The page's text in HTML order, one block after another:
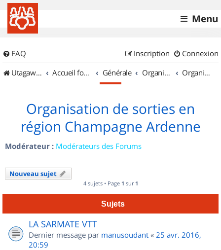
Menu
FAQ Connexion
Inscription
UtagawaVTT (Randos VTT et VTTAE avec traces GPS)
Accueil forum Générale Organisation de sorties & Recherche de partenaires Organisation de sorties en région Champagne Ardenne
Organisation de sorties en
région Champagne Ardenne
Modérateur : Modérateurs des Forums
Nouveau sujet
4 sujets • Page 1 sur 1
Sujets
LA SARMATE VTT
Dernier message par manusoudant « 25 avr. 2016,
20:59